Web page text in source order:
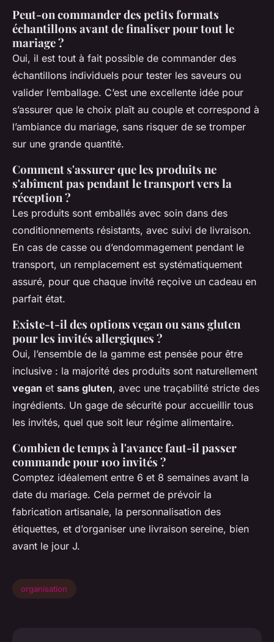
Peut-on commander des petits formats
échantillons avant de finaliser pour tout le
mariage ?
Oui, il est tout à fait possible de commander des
échantillons individuels pour tester les saveurs ou
valider l’emballage. C’est une excellente idée pour
s’assurer que le choix plaît au couple et correspond à
l’ambiance du mariage, sans risquer de se tromper
sur une grande quantité.
Comment s'assurer que les produits ne
s'abîment pas pendant le transport vers la
réception ?
Les produits sont emballés avec soin dans des
conditionnements résistants, avec suivi de livraison.
En cas de casse ou d’endommagement pendant le
transport, un remplacement est systématiquement
assuré, pour que chaque invité reçoive un cadeau en
parfait état.
Existe-t-il des options vegan ou sans gluten
pour les invités allergiques ?
Oui, l’ensemble de la gamme est pensée pour être
inclusive : la majorité des produits sont naturellement
vegan et sans gluten, avec une traçabilité stricte des
ingrédients. Un gage de sécurité pour accueillir tous
les invités, quel que soit leur régime alimentaire.
Combien de temps à l'avance faut-il passer
commande pour 100 invités ?
Comptez idéalement entre 6 et 8 semaines avant la
date du mariage. Cela permet de prévoir la
fabrication artisanale, la personnalisation des
étiquettes, et d’organiser une livraison sereine, bien
avant le jour J.
organisation